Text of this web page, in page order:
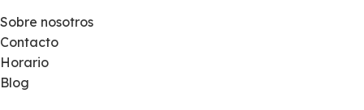
Sobre nosotros
Contacto
Horario
Blog